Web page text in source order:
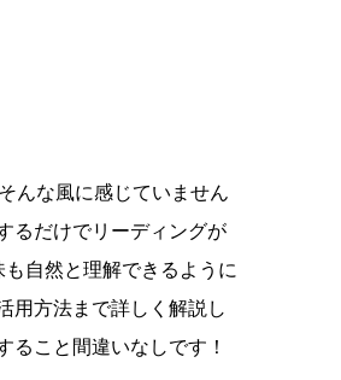
んな風に感じていません
るだけでリーディングが
自然と理解できるように
用方法まで詳しく解説し
こと間違いなしです！